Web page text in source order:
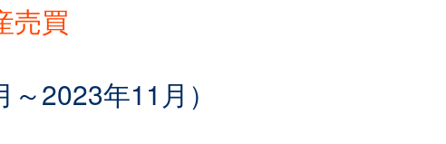
売買
2023年11月）